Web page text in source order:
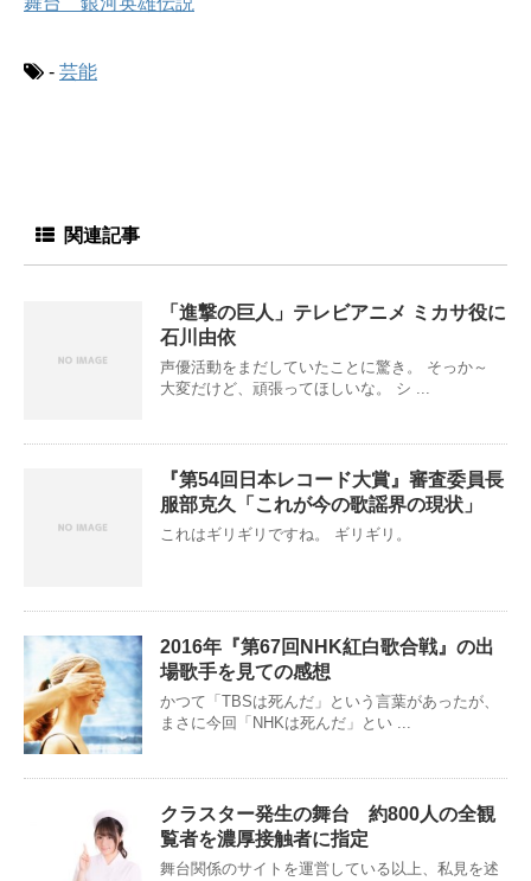
- 芸能
関連記事
「進撃の巨人」テレビアニメ ミカサ役に
石川由依
声優活動をまだしていたことに驚き。 そっか～
大変だけど、頑張ってほしいな。 シ ...
『第54回日本レコード大賞』審査委員長
服部克久「これが今の歌謡界の現状」
これはギリギリですね。 ギリギリ。
2016年『第67回NHK紅白歌合戦』の出
場歌手を見ての感想
かつて「TBSは死んだ」という言葉があったが、
まさに今回「NHKは死んだ」とい ...
クラスター発生の舞台 約800人の全観
覧者を濃厚接触者に指定
舞台関係のサイトを運営している以上、私見を述